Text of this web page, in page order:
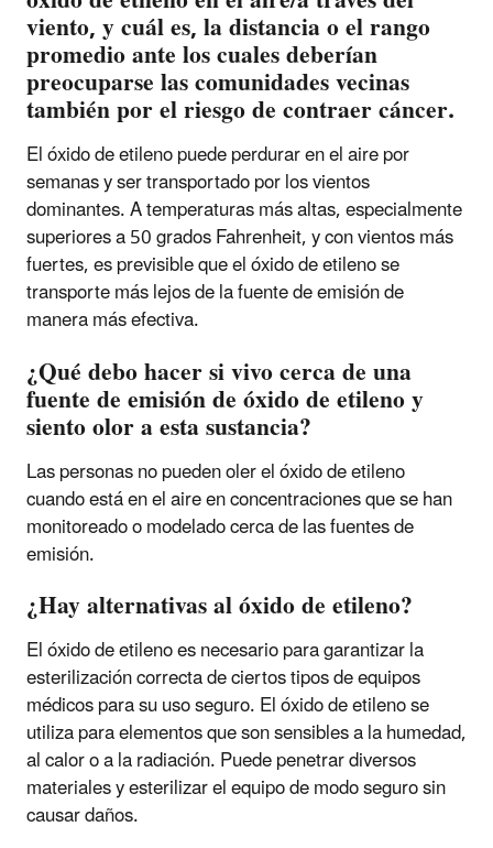
viento, y cuál es, la distancia o el rango
promedio ante los cuales deberían
preocuparse las comunidades vecinas
también por el riesgo de contraer cáncer.
El óxido de etileno puede perdurar en el aire por
semanas y ser transportado por los vientos
dominantes. A temperaturas más altas, especialmente
superiores a 50 grados Fahrenheit, y con vientos más
fuertes, es previsible que el óxido de etileno se
transporte más lejos de la fuente de emisión de
manera más efectiva.
¿Qué debo hacer si vivo cerca de una
fuente de emisión de óxido de etileno y
siento olor a esta sustancia?
Las personas no pueden oler el óxido de etileno
cuando está en el aire en concentraciones que se han
monitoreado o modelado cerca de las fuentes de
emisión.
¿Hay alternativas al óxido de etileno?
El óxido de etileno es necesario para garantizar la
esterilización correcta de ciertos tipos de equipos
médicos para su uso seguro. El óxido de etileno se
utiliza para elementos que son sensibles a la humedad,
al calor o a la radiación. Puede penetrar diversos
materiales y esterilizar el equipo de modo seguro sin
causar daños.